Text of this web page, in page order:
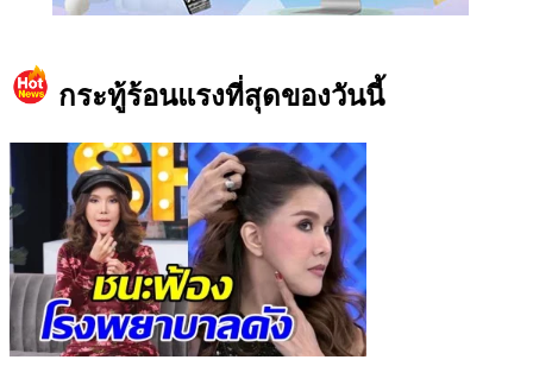
กระทู้ร้อนแรงที่สุดของวันนี้